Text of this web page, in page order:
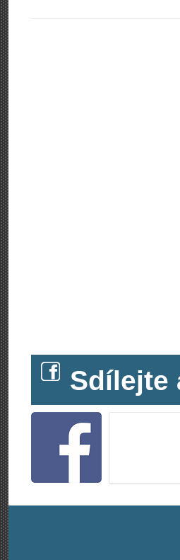
Sdílejte